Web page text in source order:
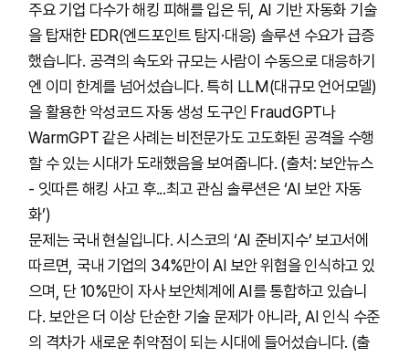
주요 기업 다수가 해킹 피해를 입은 뒤, AI 기반 자동화 기술
을 탑재한 EDR(엔드포인트 탐지·대응) 솔루션 수요가 급증
했습니다. 공격의 속도와 규모는 사람이 수동으로 대응하기
엔 이미 한계를 넘어섰습니다. 특히 LLM(대규모 언어모델)
을 활용한 악성코드 자동 생성 도구인 FraudGPT나
WarmGPT 같은 사례는 비전문가도 고도화된 공격을 수행
할 수 있는 시대가 도래했음을 보여줍니다. (출처: 보안뉴스
- 잇따른 해킹 사고 후...최고 관심 솔루션은 ‘AI 보안 자동
화’)
문제는 국내 현실입니다. 시스코의 ‘AI 준비지수’ 보고서에
따르면, 국내 기업의 34%만이 AI 보안 위협을 인식하고 있
으며, 단 10%만이 자사 보안체계에 AI를 통합하고 있습니
다. 보안은 더 이상 단순한 기술 문제가 아니라, AI 인식 수준
의 격차가 새로운 취약점이 되는 시대에 들어섰습니다. (출